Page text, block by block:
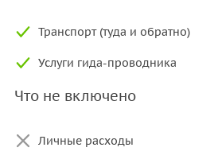
Транспорт (туда и обратно)
Услуги гида-проводника
Что не включено
Личные расходы